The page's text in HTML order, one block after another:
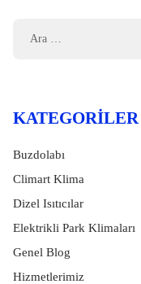
KATEGORILER
Buzdolabı
Climart Klima
Dizel Isıtıcılar
Elektrikli Park Klimaları
Genel Blog
Hizmetlerimiz